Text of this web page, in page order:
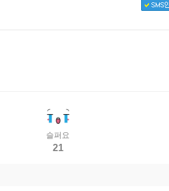
슬퍼요
21